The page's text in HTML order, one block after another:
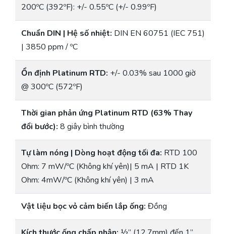
200ºC (392ºF): +/- 0.55ºC (+/- 0.99ºF)
Chuẩn DIN | Hệ số nhiệt: DIN EN 60751 (IEC 751)
| 3850 ppm / ºC
Ổn định Platinum RTD: +/- 0.03% sau 1000 giờ
@ 300ºC (572ºF)
Thời gian phản ứng Platinum RTD (63% Thay
đổi bước): 8 giây bình thường
Tự làm nóng | Dòng hoạt động tối đa: RTD 100
Ohm: 7 mW/ºC (Không khí yên)| 5 mA | RTD 1K
Ohm: 4mW/ºC (Không khí yên) | 3 mA
Vật liệu bọc vỏ cảm biến lắp ống: Đồng